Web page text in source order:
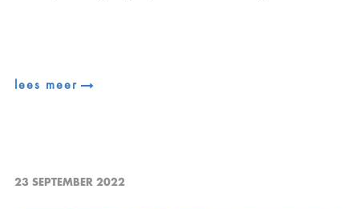
lees meer
23 SEPTEMBER 2022